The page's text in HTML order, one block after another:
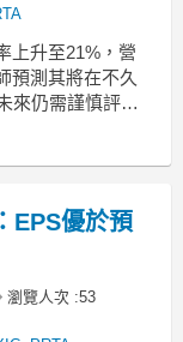
上升至21%，營
預測其將在不久
來仍需謹慎評
{
EPS優於預
瀏覽人次 :53